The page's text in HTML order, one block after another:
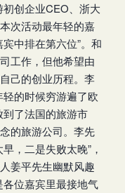
创企业CEO、浙大
次活动最年轻的嘉
中排在第六位”。和
工作，但他希望由
己的创业历程。李
的时候穷游遍了欧
了法国的旅游市
的旅游公司。李先
，二是失败太晚”，
姜平先生幽默风趣
位嘉宾里最接地气